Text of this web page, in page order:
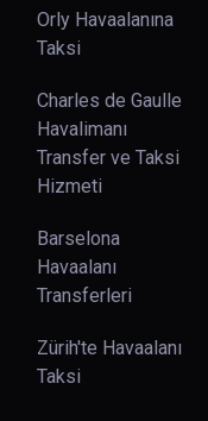
Orly Havaalanına
Taksi
Charles de Gaulle
Havalimanı
Transfer ve Taksi
Hizmeti
Barselona
Havaalanı
Transferleri
Zürih'te Havaalanı
Taksi